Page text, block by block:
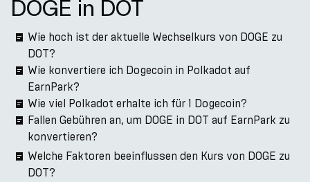
DOGE in DOT
Wie hoch ist der aktuelle Wechselkurs von DOGE zu
DOT?
Wie konvertiere ich Dogecoin in Polkadot auf
EarnPark?
Wie viel Polkadot erhalte ich für 1 Dogecoin?
Fallen Gebühren an, um DOGE in DOT auf EarnPark zu
konvertieren?
Welche Faktoren beeinflussen den Kurs von DOGE zu
DOT?